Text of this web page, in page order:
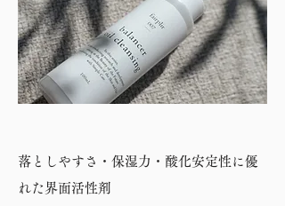
落としやすさ・保湿力・酸化安定性に優
れた界面活性剤